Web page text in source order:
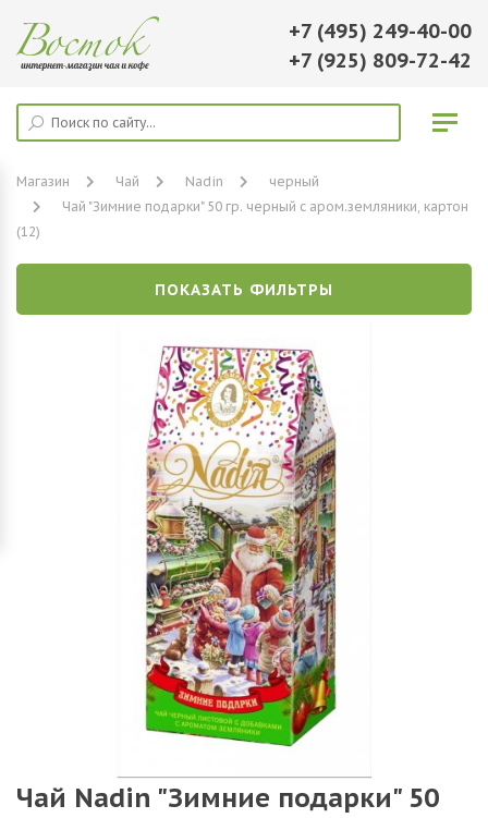
+7 (495) 249-40-00
+7 (925) 809-72-42
Магазин Чай Nadin
черный
Чай "Зимние подарки" 50 гр. черный с аром.земляники, картон
(12)
ПОКАЗАТЬ ФИЛЬТРЫ
Чай Nadin "Зимние подарки" 50